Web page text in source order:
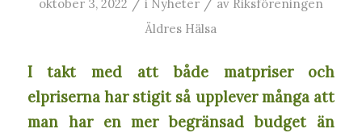
oktober 3, 2022 i Nyheter av Riksföreningen
Äldres Hälsa
I takt med att både matpriser och
elpriserna har stigit så upplever många att
man har en mer begränsad budget än